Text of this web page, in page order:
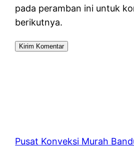
pada peramban ini untuk
berikutnya.
Pusat Konveksi Murah